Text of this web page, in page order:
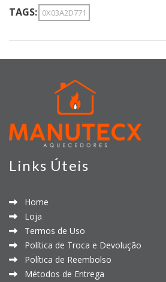
TAGS: 0X03A2D771
Links Úteis
Home
Loja
Termos de Uso
Política de Troca e Devolução
Política de Reembolso
Métodos de Entrega